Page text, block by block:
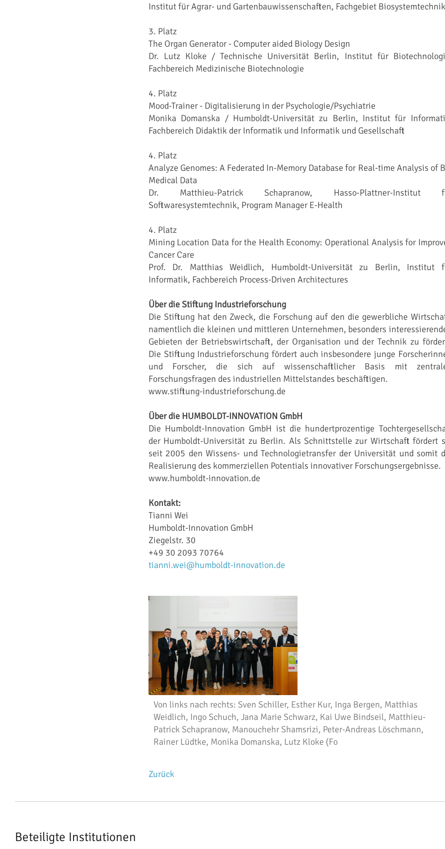
Institut für Agrar- und Gartenbauwissenschaften, Fachgebiet Biosystemtechnik
3. Platz
The Organ Generator - Computer aided Biology Design
Dr. Lutz Kloke / Technische Universität Berlin, Institut für
Fachbereich Medizinische Biotechnologie
4. Platz
Mood-Trainer - Digitalisierung in der Psychologie/Psychiatrie
Monika Domanska / Humboldt-Universität zu Berlin, Institut für
Fachbereich Didaktik der Informatik und Informatik und Gesellschaft
4. Platz
Analyze Genomes: A Federated In-Memory Database for Real-time Analysis of
Medical Data
Dr. Matthieu-Patrick Schapranow, Hasso-Plattner-Institut
Softwaresystemtechnik, Program Manager E-Health
4. Platz
Mining Location Data for the Health Economy: Operational Analysis for
Cancer Care
Prof. Dr. Matthias Weidlich, Humboldt-Universität zu Berlin, Institut
Informatik, Fachbereich Process-Driven Architectures
Über die Stiftung Industrieforschung
Die Stiftung hat den Zweck, die Forschung auf den die gewerbliche
namentlich die kleinen und mittleren Unternehmen, besonders
Gebieten der Betriebswirtschaft, der Organisation und der Technik zu
Die Stiftung Industrieforschung fördert auch insbesondere junge
und Forscher, die sich auf wissenschaftlicher Basis mit
Forschungsfragen des industriellen Mittelstandes beschäftigen.
www.stiftung-industrieforschung.de
Über die HUMBOLDT-INNOVATION GmbH
Die Humboldt-Innovation GmbH ist die hundertprozentige
der Humboldt-Universität zu Berlin. Als Schnittstelle zur Wirtschaft fördert
seit 2005 den Wissens- und Technologietransfer der Universität und somit
Realisierung des kommerziellen Potentials innovativer Forschungsergebnisse.
www.humboldt-innovation.de
Kontakt:
Tianni Wei
Humboldt-Innovation GmbH
Ziegelstr. 30
+49 30 2093 70764
tianni.wei@humboldt-innovation.de
Von links nach rechts: Sven Schiller, Esther Kur, Inga Bergen, Matthias
Weidlich, Ingo Schuch, Jana Marie Schwarz, Kai Uwe Bindseil, Matthieu-
Patrick Schapranow, Manouchehr Shamsrizi, Peter-Andreas Löschmann,
Rainer Lüdtke, Monika Domanska, Lutz Kloke (Fo
Zurück
Beteiligte Institutionen